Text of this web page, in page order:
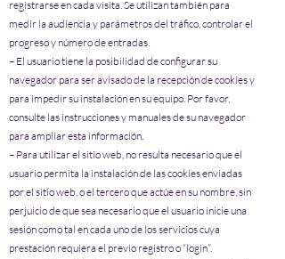
registrarse en cada visita. Se utilizan también para
medir la audiencia y parámetros del tráfico, controlar el
progreso y número de entradas.
– El usuario tiene la posibilidad de configurar su
navegador para ser avisado de la recepción de cookies y
para impedir su instalación en su equipo. Por favor,
consulte las instrucciones y manuales de su navegador
para ampliar esta información.
– Para utilizar el sitio web, no resulta necesario que el
usuario permita la instalación de las cookies enviadas
por el sitio web, o el tercero que actúe en su nombre, sin
perjuicio de que sea necesario que el usuario inicie una
sesión como tal en cada uno de los servicios cuya
prestación requiera el previo registro o “login”.